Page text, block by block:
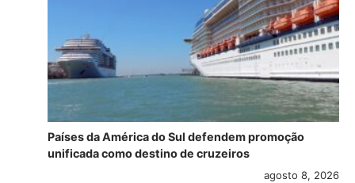
Países da América do Sul defendem promoção
unificada como destino de cruzeiros
agosto 8, 2026